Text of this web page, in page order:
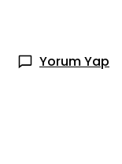
Yorum Yap